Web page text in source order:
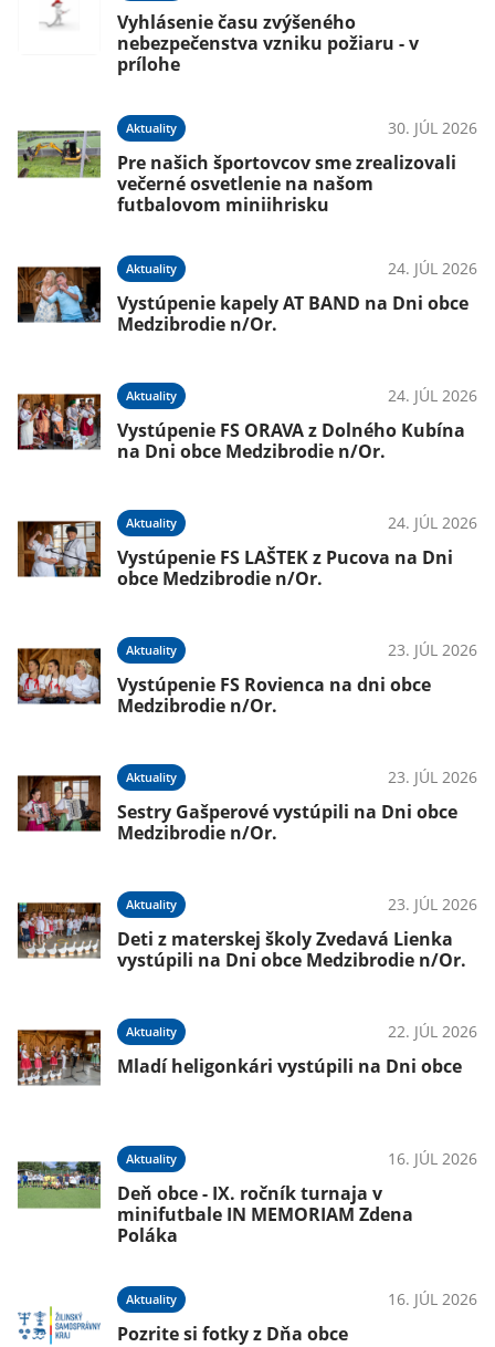
Vyhlásenie času zvýšeného
nebezpečenstva vzniku požiaru - v
prílohe
Aktuality 30. JÚL 2026
Pre našich športovcov sme zrealizovali
večerné osvetlenie na našom
futbalovom miniihrisku
Aktuality 24. JÚL 2026
Vystúpenie kapely AT BAND na Dni obce
Medzibrodie n/Or.
Aktuality 24. JÚL 2026
Vystúpenie FS ORAVA z Dolného Kubína
na Dni obce Medzibrodie n/Or.
Aktuality 24. JÚL 2026
Vystúpenie FS LAŠTEK z Pucova na Dni
obce Medzibrodie n/Or.
Aktuality 23. JÚL 2026
Vystúpenie FS Rovienca na dni obce
Medzibrodie n/Or.
Aktuality 23. JÚL 2026
Sestry Gašperové vystúpili na Dni obce
Medzibrodie n/Or.
Aktuality 23. JÚL 2026
Deti z materskej školy Zvedavá Lienka
vystúpili na Dni obce Medzibrodie n/Or.
Aktuality 22. JÚL 2026
Mladí heligonkári vystúpili na Dni obce
Aktuality 16. JÚL 2026
Deň obce - IX. ročník turnaja v
minifutbale IN MEMORIAM Zdena
Poláka
Aktuality 16. JÚL 2026
Pozrite si fotky z Dňa obce